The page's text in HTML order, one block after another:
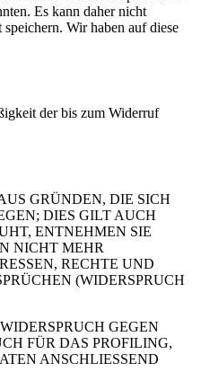
Es kann daher nicht
Wir haben auf diese
der bis zum Widerruf
GRÜNDEN, DIE SICH
DIES GILT AUCH
ENTNEHMEN SIE
NICHT MEHR
RECHTE UND
(WIDERSPRUCH
GEGEN
FÜR DAS PROFILING,
ANSCHLIESSEND